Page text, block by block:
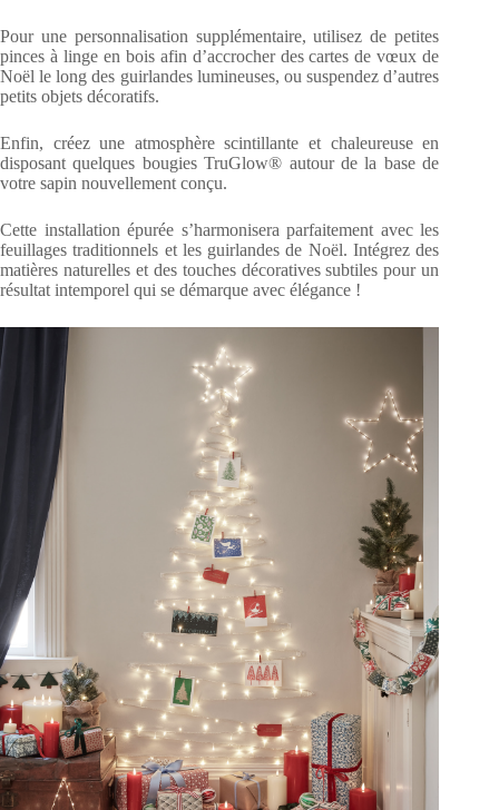
Pour une personnalisation supplémentaire, utilisez de petites
pinces à linge en bois afin d’accrocher des cartes de vœux de
Noël le long des guirlandes lumineuses, ou suspendez d’autres
petits objets décoratifs.
Enfin, créez une atmosphère scintillante et chaleureuse en
disposant quelques bougies TruGlow® autour de la base de
votre sapin nouvellement conçu.
Cette installation épurée s’harmonisera parfaitement avec les
feuillages traditionnels et les guirlandes de Noël. Intégrez des
matières naturelles et des touches décoratives subtiles pour un
résultat intemporel qui se démarque avec élégance !